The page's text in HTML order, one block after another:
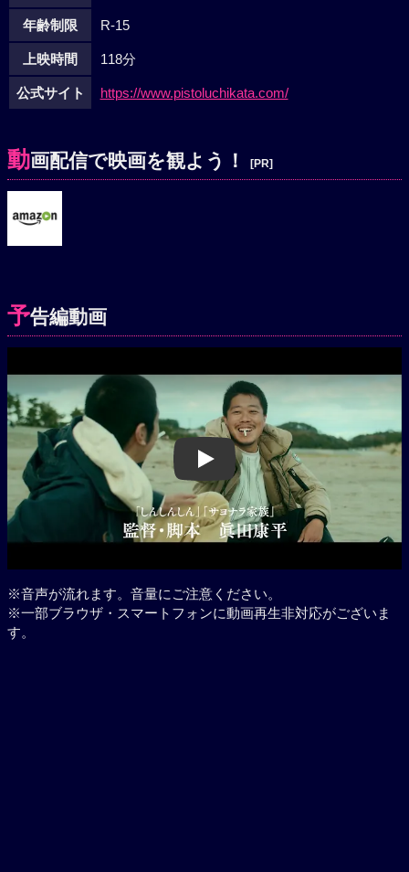
年齢制限 R-15
上映時間 118分
公式サイト https://www.pistoluchikata.com/
動画配信で映画を観よう！ [PR]
予告編動画
Play
※音声が流れます。音量にご注意ください。
※一部ブラウザ・スマートフォンに動画再生非対応がございま
す。